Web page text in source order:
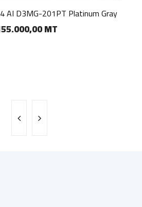
AI D3MG-201PT Platinum Gray
MT